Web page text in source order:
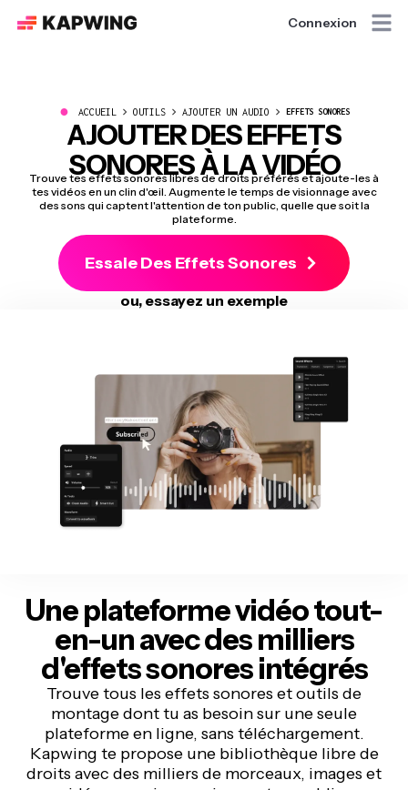
Connexion
● ACCUEIL OUTILS AJOUTER UN AUDIO EFFETS SONORES
AJOUTER DES EFFETS
SONORES À LA VIDÉO
Trouve tes effets sonores libres de droits préférés et ajoute-les à
tes vidéos en un clin d'œil. Augmente le temps de visionnage avec
des sons qui captent l'attention de ton public, quelle que soit la
plateforme.
Essaie Des Effets Sonores
ou, essayez un exemple
Une plateforme vidéo tout-
en-un avecdes milliers
d'effets sonores intégrés
Trouve tous les effets sonores et outils de
montage dont tu as besoin sur une seule
plateforme en ligne, sans téléchargement.
Kapwing te propose une bibliothèque libre de
droits avec des milliers de morceaux, images et